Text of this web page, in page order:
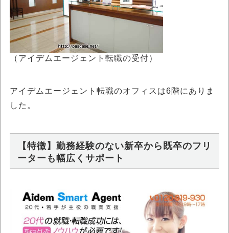
（アイデムエージェント転職の受付）
アイデムエージェント転職のオフィスは6階にありま
した。
【特徴】勤務経験のない新卒から既卒のフリ
ーターも幅広くサポート